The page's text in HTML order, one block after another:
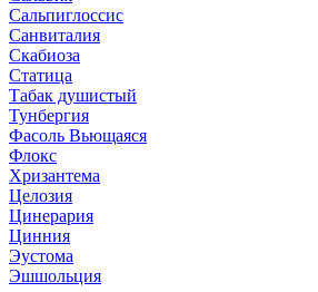
Сальпиглоссис
Санвиталия
Скабиоза
Статица
Табак душистый
Тунбергия
Фасоль Вьющаяся
Флокс
Хризантема
Целозия
Цинерария
Цинния
Эустома
Эшшольция